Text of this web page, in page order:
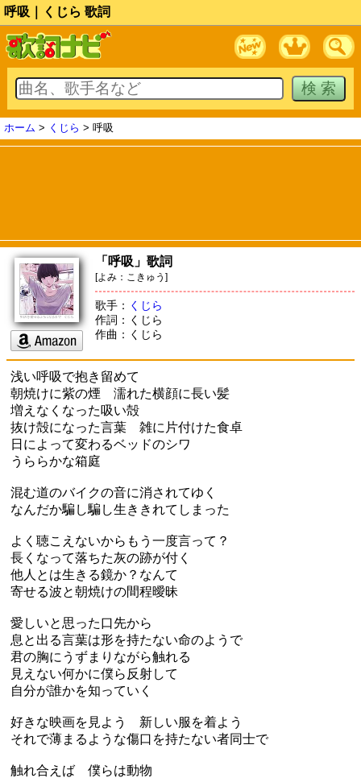
呼吸｜くじら 歌詞
ホーム > くじら > 呼吸
「呼吸」歌詞
[よみ：こきゅう]
歌手： くじら
作詞：くじら
作曲：くじら
浅い呼吸で抱き留めて
朝焼けに紫の煙 濡れた横顔に長い髪
増えなくなった吸い殻
抜け殻になった言葉 雑に片付けた食卓
日によって変わるベッドのシワ
うららかな箱庭
混む道のバイクの音に消されてゆく
なんだか騙し騙し生ききれてしまった
よく聴こえないからもう一度言って？
長くなって落ちた灰の跡が付く
他人とは生きる鏡か？なんて
寄せる波と朝焼けの間程曖昧
愛しいと思った口先から
息と出る言葉は形を持たない命のようで
君の胸にうずまりながら触れる
見えない何かに僕ら反射して
自分が誰かを知っていく
好きな映画を見よう 新しい服を着よう
それで薄まるような傷口を持たない者同士で
触れ合えば 僕らは動物